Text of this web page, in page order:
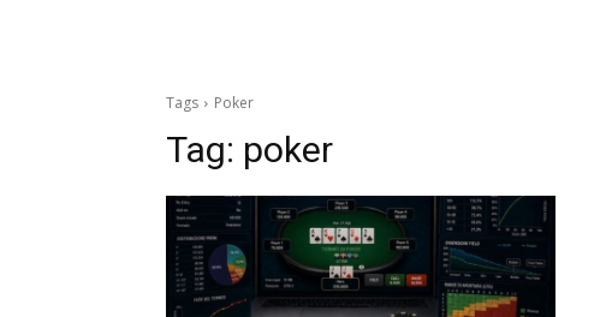
Tags Poker
Tag: poker